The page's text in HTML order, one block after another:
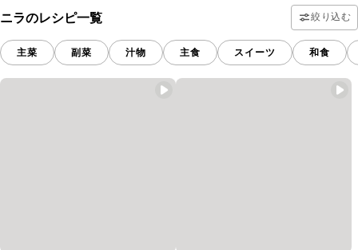
ニラのレシピ一覧 絞り込む
主菜 副菜 汁物 主食 スイーツ 和食